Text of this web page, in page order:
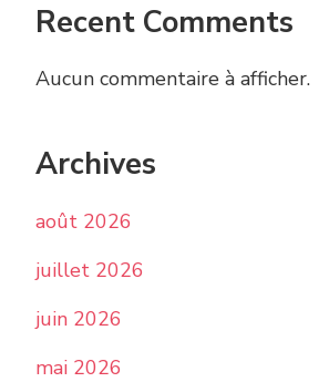
Recent Comments
Aucun commentaire à afficher.
Archives
août 2026
juillet 2026
juin 2026
mai 2026